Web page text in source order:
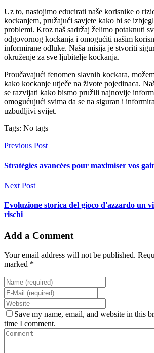
Uz to, nastojimo educirati naše korisnike o
kockanjem, pružajući savjete kako bi se
problemi. Kroz naš sadržaj želimo potaknuti
odgovornog kockanja i omogućiti našim
informirane odluke. Naša misija je stvoriti
okruženje za sve ljubitelje kockanja.
Proučavajući fenomen slavnih kockara,
kako kockanje utječe na živote pojedinaca.
se razvijati kako bismo pružili najnovije
omogućujući svima da se na siguran i
uzbudljivi svijet.
Tags: No tags
Previous Post
Stratégies avancées pour maximiser vos
Next Post
Evoluzione storica del gioco d'azzardo un
rischi
Add a Comment
Your email address will not be published.
marked *
Save my name, email, and website in this
time I comment.